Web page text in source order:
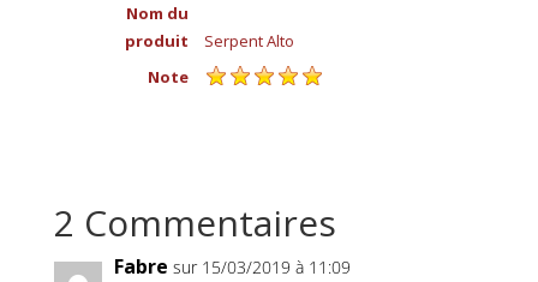
Nom du
produit
Serpent Alto
Note
2 Commentaires
Fabre sur 15/03/2019 à 11:09